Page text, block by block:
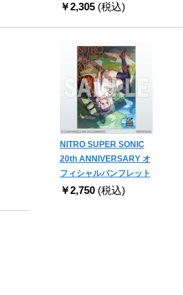
￥2,305 (税込)
NITRO SUPER SONIC
20th ANNIVERSARY オ
フィシャルパンフレット
￥2,750 (税込)